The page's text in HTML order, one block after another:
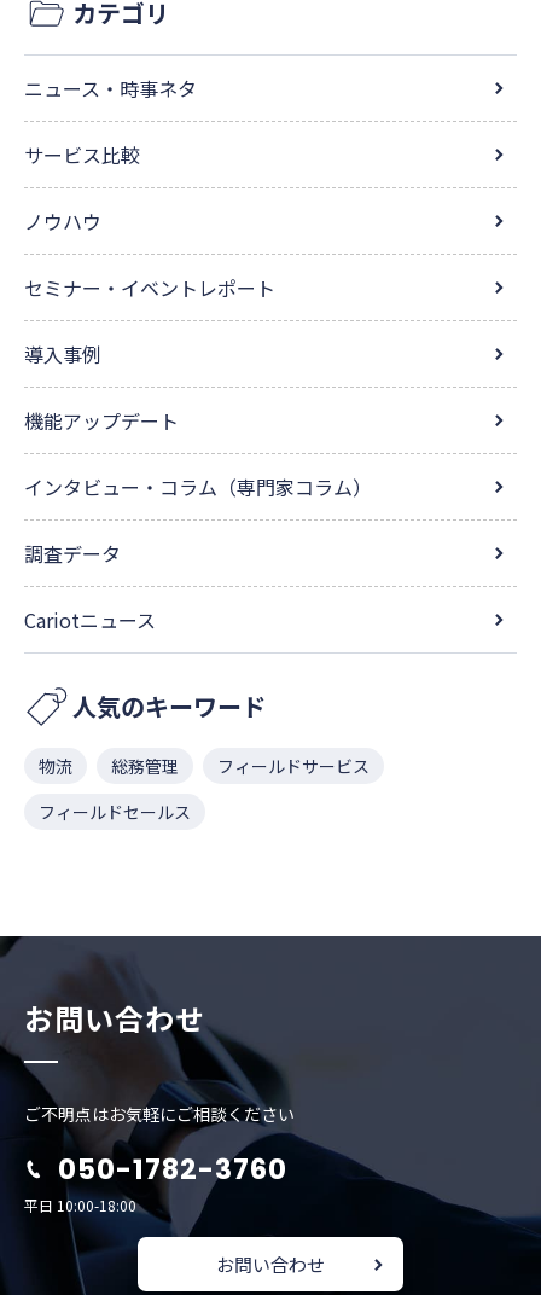
カテゴリ
ニュース・時事ネタ
サービス比較
ノウハウ
セミナー・イベントレポート
導入事例
機能アップデート
インタビュー・コラム（専門家コラム）
調査データ
Cariotニュース
人気のキーワード
物流 総務管理
フィールドサービス
フィールドセールス
お問い合わせ
ご不明点はお気軽にご相談ください
050-1782-3760
平日 10:00-18:00
お問い合わせ